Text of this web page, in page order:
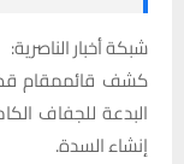
شبكة أخبار الناصرية:
كشف قائممقام
البدعة للجفاف
إنشاء السدة.